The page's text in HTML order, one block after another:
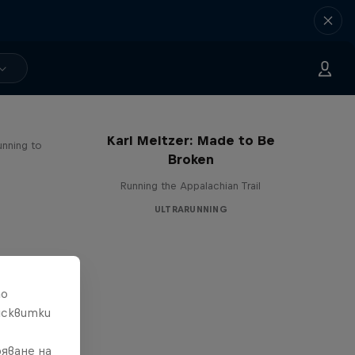
to
Karl Meltzer: Made to Be
Broken
Running the Appalachian Trail
ULTRARUNNING
на